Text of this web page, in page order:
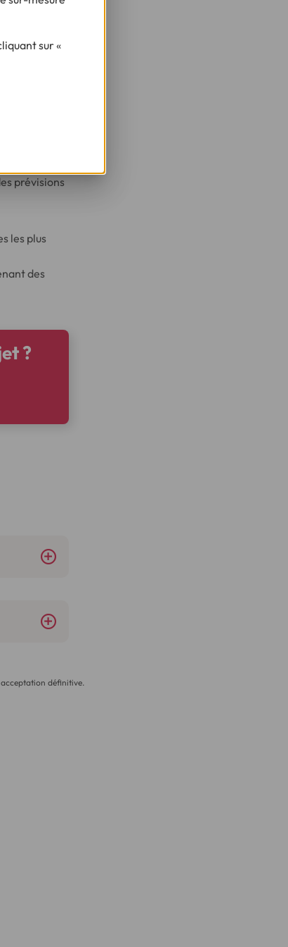
prévisions
les plus
des
?
acceptation définitive.
sur «